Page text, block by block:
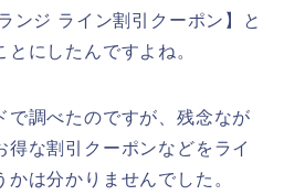
ンジ ライン割引クーポン】と
にしたんですよね。
で調べたのですが、残念なが
得な割引クーポンなどをライ
は分かりませんでした。